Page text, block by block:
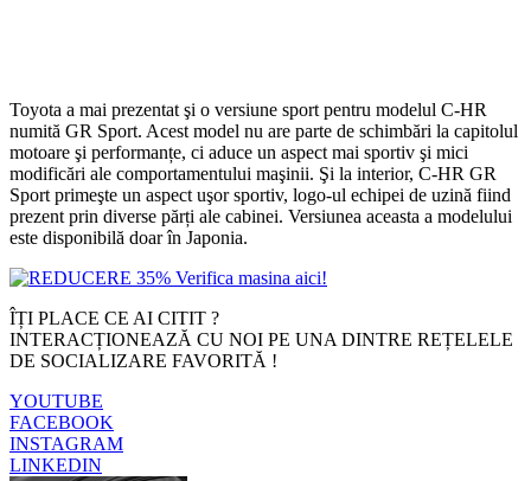
Toyota a mai prezentat şi o versiune sport pentru modelul C-HR
numită GR Sport. Acest model nu are parte de schimbări la capitolul
motoare şi performanțe, ci aduce un aspect mai sportiv şi mici
modificări ale comportamentului maşinii. Şi la interior, C-HR GR
Sport primeşte un aspect uşor sportiv, logo-ul echipei de uzină fiind
prezent prin diverse părți ale cabinei. Versiunea aceasta a modelului
este disponibilă doar în Japonia.
ÎȚI PLACE CE AI CITIT ?
INTERACȚIONEAZĂ CU NOI PE UNA DINTRE REȚELELE
DE SOCIALIZARE FAVORITĂ !
YOUTUBE
FACEBOOK
INSTAGRAM
LINKEDIN